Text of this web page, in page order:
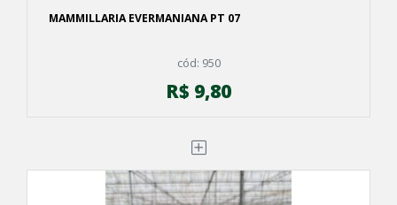
MAMMILLARIA EVERMANIANA PT 07
cód: 950
R$ 9,80